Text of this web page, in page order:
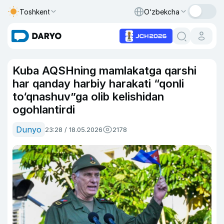
Toshkent O‘zbekcha
Kuba AQSHning mamlakatga qarshi
har qanday harbiy harakati “qonli
to‘qnashuv”ga olib kelishidan
ogohlantirdi
Dunyo 23:28 / 18.05.2026 2178